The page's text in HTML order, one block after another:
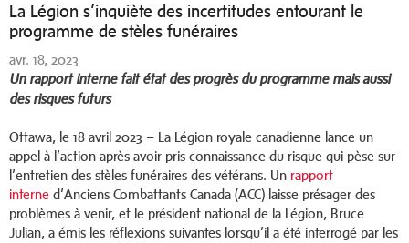
La Légion s’inquiète des incertitudes entourant le
programme de stèles funéraires
avr. 18, 2023
Un rapport interne fait état des progrès du programme mais aussi
des risques futurs
Ottawa, le 18 avril 2023 – La Légion royale canadienne lance un
appel à l’action après avoir pris connaissance du risque qui pèse sur
l’entretien des stèles funéraires des vétérans. Un rapport
interne d’Anciens Combattants Canada (ACC) laisse présager des
problèmes à venir, et le président national de la Légion, Bruce
Julian, a émis les réflexions suivantes lorsqu’il a été interrogé par les